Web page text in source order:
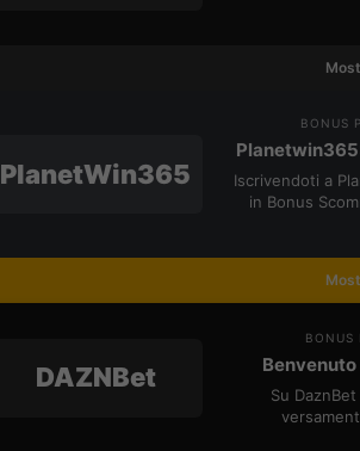
PlanetWin365
BONUS
Iscrivendoti a
in Bonus
DAZNBet
BONUS
Su